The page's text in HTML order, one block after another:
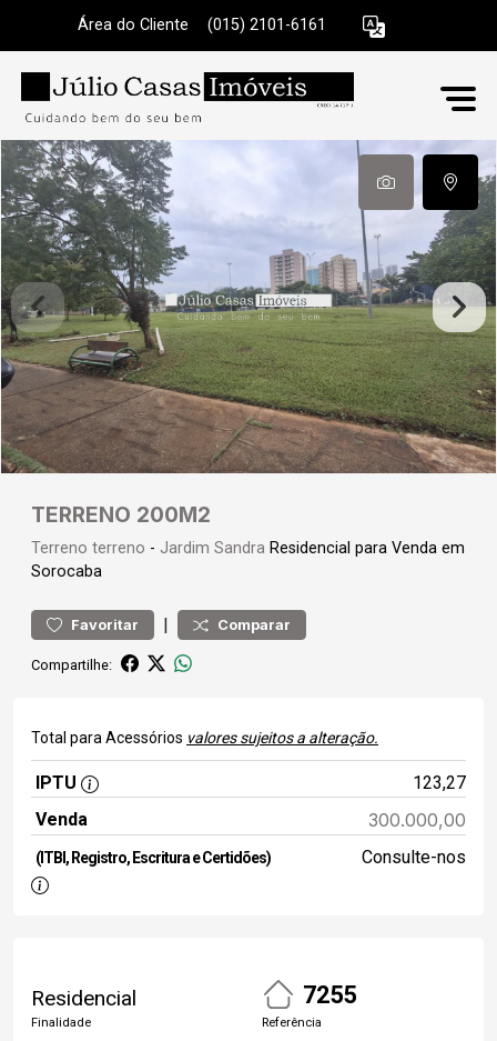
Área do Cliente (015) 2101-6161
TERRENO 200M2
Terreno terreno - Jardim Sandra Residencial para Venda em
Sorocaba
Favoritar | Comparar
Compartilhe:
Total para Acessórios valores sujeitos a alteração.
IPTU
123,27
Venda
300.000,00
(ITBI, Registro, Escritura e Certidões) Consulte-nos
Residencial
Finalidade
7255
Referência